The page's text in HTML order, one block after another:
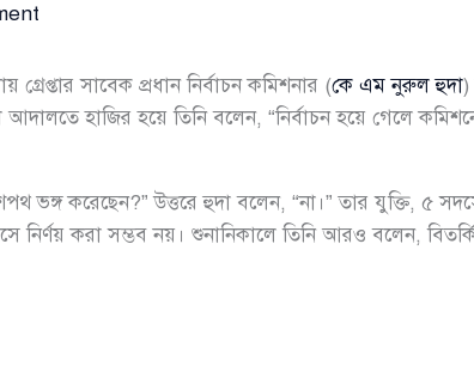
সাবেক প্রধান নির্বাচন কমিশনার (কে এম নুরুল হুদা)
হাজির হয়ে তিনি বলেন, “নির্বাচন হয়ে গেলে
ভঙ্গ করেছেন?” উত্তরে হুদা বলেন, “না।” তার যুক্তি, ৫
নির্ণয় করা সম্ভব নয়। শুনানিকালে তিনি আরও বলেন,